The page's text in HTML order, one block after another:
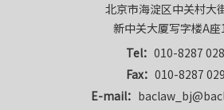
北京市海淀区中关村大
新中关大厦写字楼A座
Tel： 010-8287
Fax： 010-8287
E-mail：